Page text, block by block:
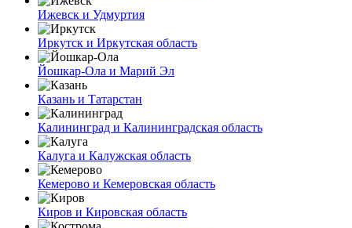
Ижевск и Удмуртия
Иркутск и Иркутская область
Йошкар-Ола и Марий Эл
Казань и Татарстан
Калининград и Калининградская область
Калуга и Калужская область
Кемерово и Кемеровская область
Киров и Кировская область